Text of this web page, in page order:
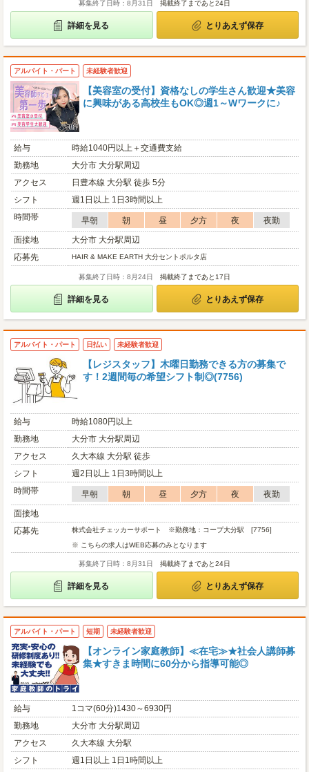
募集終了日時：8月31日 掲載終了まであと24日
詳細を見る とりあえず保存
アルバイト・パート 未経験者歓迎
【美容室の受付】資格なしの学生さん歓迎★美容
に興味がある高校生もOK◎週1～Wワークに♪
給与
時給1040円以上＋交通費支給
勤務地
大分市 大分駅周辺
アクセス
日豊本線 大分駅 徒歩 5分
シフト
週1日以上 1日3時間以上
時間帯
早朝 朝 昼 夕方 夜
夜勤
面接地
大分市 大分駅周辺
応募先
HAIR & MAKE EARTH 大分セントポルタ店
募集終了日時：8月24日 掲載終了まであと17日
詳細を見る とりあえず保存
アルバイト・パート 日払い 未経験者歓迎
【レジスタッフ】木曜日勤務できる方の募集で
す！2週間毎の希望シフト制◎(7756)
給与
時給1080円以上
勤務地
大分市 大分駅周辺
アクセス
久大本線 大分駅 徒歩
シフト
週2日以上 1日3時間以上
時間帯
早朝 朝 昼 夕方 夜
夜勤
面接地
応募先
株式会社チェッカーサポート ※勤務地：コープ大分駅 [7756]
※ こちらの求人はWEB応募のみとなります
募集終了日時：8月31日 掲載終了まであと24日
詳細を見る とりあえず保存
アルバイト・パート 短期 未経験者歓迎
【オンライン家庭教師】≪在宅≫★社会人講師募
集★すきま時間に60分から指導可能◎
給与
1コマ(60分)1430～6930円
勤務地
大分市 大分駅周辺
アクセス
久大本線 大分駅
シフト
週1日以上 1日1時間以上